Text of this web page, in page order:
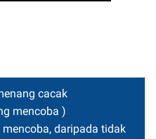
cacak
mencoba )
daripada tidak